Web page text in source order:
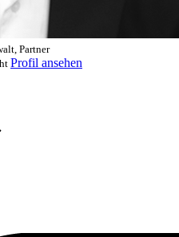
Partner
Profil ansehen